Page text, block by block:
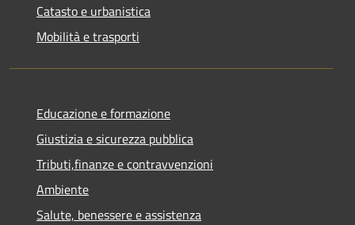
Catasto e urbanistica
Mobilità e trasporti
Educazione e formazione
Giustizia e sicurezza pubblica
Tributi,finanze e contravvenzioni
Ambiente
Salute, benessere e assistenza